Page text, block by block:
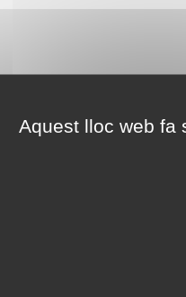
Aquest lloc web fa